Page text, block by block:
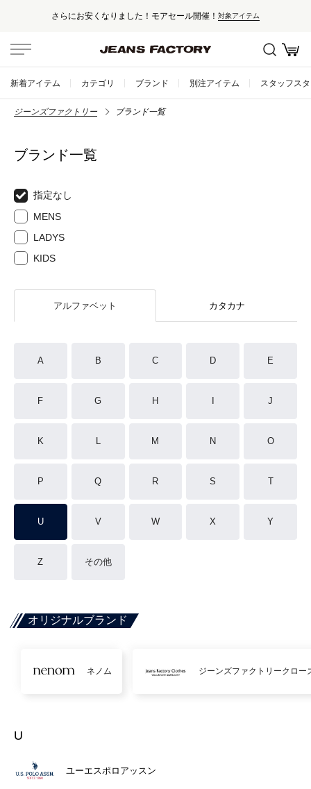
さらにお安くなりました！モアセール開催！ 対象アイテム
新着アイテム カテゴリ ブランド 別注アイテム スタッフス
ジーンズファクトリー ブランド一覧
ブランド一覧
指定なし
MENS
LADYS
KIDS
アルファベット カタカナ
A B C D E
F G H J
K L M N O
P Q R S T
U V W X Y
Z その他
オリジナルブランド
ネノム ジーンズファクトリークロー
U
ユーエスポロアッスン